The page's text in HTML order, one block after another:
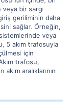
veya bir sargı
geriliminin daha
sağlar. Örneğin,
veya
5 akım trafosuyla
için
trafosu,
aralıklarının